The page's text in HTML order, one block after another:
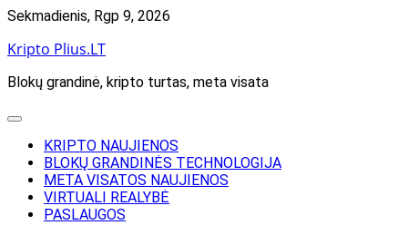
Skip
content
Sekmadienis, Rgp 9, 2026
Kripto Plius.LT
Blokų grandinė, kripto turtas, meta visata
KRIPTO NAUJIENOS
BLOKŲ GRANDINĖS TECHNOLOGIJA
META VISATOS NAUJIENOS
VIRTUALI REALYBĖ
PASLAUGOS